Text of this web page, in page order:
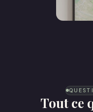
Affiche Marathon
Tout ce